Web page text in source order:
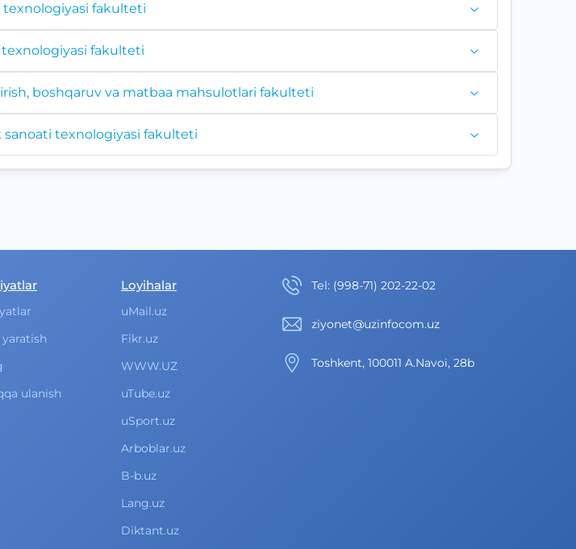
texnologiyasi fakulteti
Yengil sanoat texnologiyasi fakulteti
boshqaruv va matbaa mahsulotlari fakulteti
texnologiyasi fakulteti
ulanish
Loyihalar
uMail.uz
Fikr.uz
WWW.UZ
uTube.uz
uSport.uz
Arboblar.uz
B-b.uz
Lang.uz
Diktant.uz
Теl: (998-71) 202-22-02
ziyonet@uzinfocom.uz
Toshkent, 100011 A.Navoi, 28b